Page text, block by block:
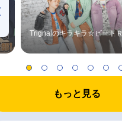
Trignalのキラキラ☆ビートＲ
もっと見る